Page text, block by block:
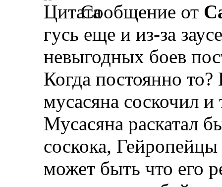
Сообщение от
гусь еще и из-за
невыгодных боев
Когда постоянно
мусасяна соскочил
Мусасяна раскатал
соскока,
может быть что его